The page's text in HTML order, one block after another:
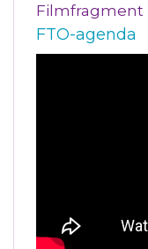
Filmfragment
FTO-agenda